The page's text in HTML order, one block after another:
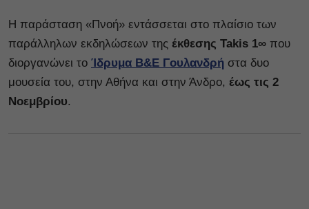
Η παράσταση «Πνοή» εντάσσεται στο πλαίσιο των
παράλληλων εκδηλώσεων της έκθεσης Takis 1∞ που
διοργανώνει το Ίδρυμα Β&Ε Γουλανδρή στα δυο
μουσεία του, στην Αθήνα και στην Άνδρο, έως τις 2
Νοεμβρίου.